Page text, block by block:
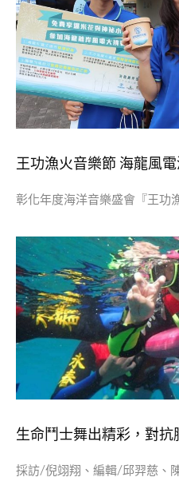
王功漁火音樂節 海龍風
彰化年度海洋音樂盛會『王功
生命鬥士舞出精彩，對抗
採訪/倪翊翔、編輯/邱羿慈、